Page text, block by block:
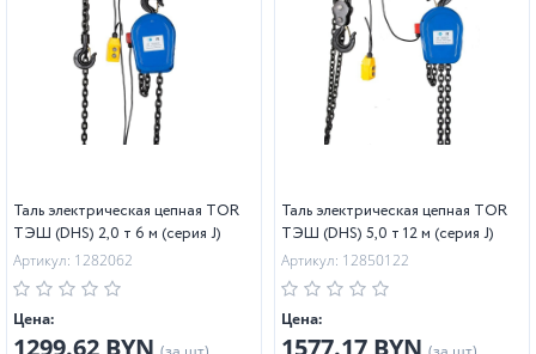
Таль электрическая цепная TOR
ТЭШ (DHS) 2,0 т 6 м (серия J)
Артикул: 1282062
Цена:
1299.62 BYN
Таль электрическая цепная TOR
ТЭШ (DHS) 5,0 т 12 м (серия J)
Артикул: 12850122
Цена:
1577.17 BYN